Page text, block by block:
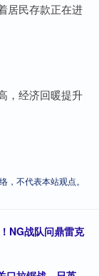
居民存款正在进
，经济回暖提升
，不代表本站观点。
NG战队问鼎雷克